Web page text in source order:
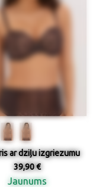
ar dziļu izgriezumu
39,90 €
Jaunums